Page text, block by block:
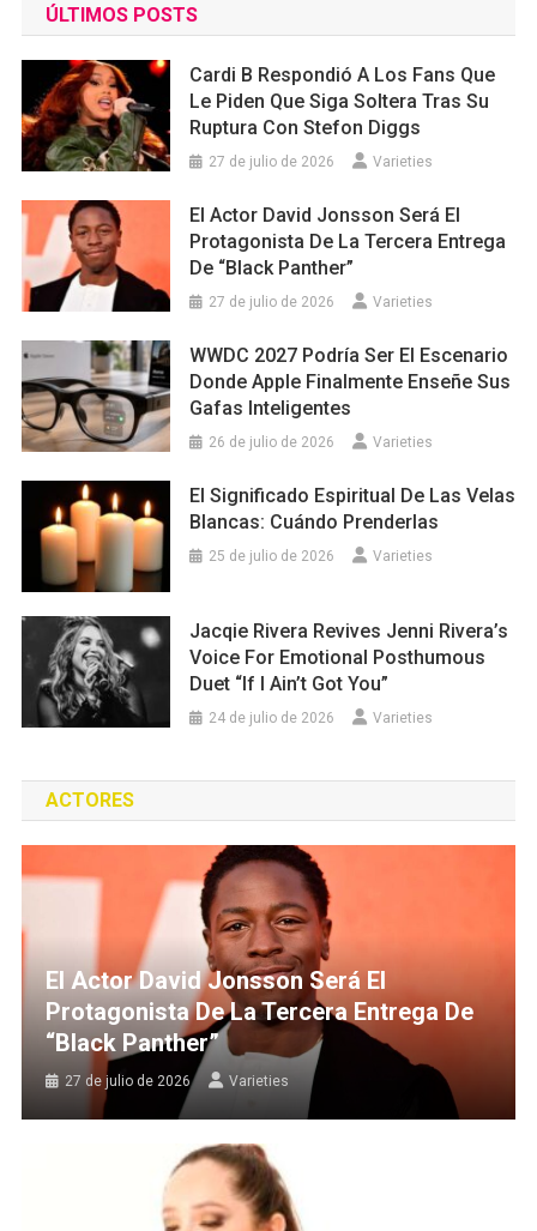
ÚLTIMOS POSTS
Cardi B Respondió A Los Fans Que
Le Piden Que Siga Soltera Tras Su
Ruptura Con Stefon Diggs
27 de julio de 2026 Varieties
El Actor David Jonsson Será El
Protagonista De La Tercera Entrega
De “Black Panther”
27 de julio de 2026 Varieties
WWDC 2027 Podría Ser El Escenario
Donde Apple Finalmente Enseñe Sus
Gafas Inteligentes
26 de julio de 2026 Varieties
El Significado Espiritual De Las Velas
Blancas: Cuándo Prenderlas
25 de julio de 2026 Varieties
Jacqie Rivera Revives Jenni Rivera’s
Voice For Emotional Posthumous
Duet “If I Ain’t Got You”
24 de julio de 2026 Varieties
ACTORES
El Actor David Jonsson Será El
Protagonista De La Tercera Entrega De
“Black Panther”
27 de julio de 2026 Varieties